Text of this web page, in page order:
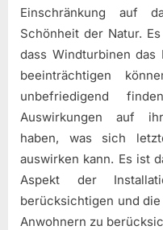
Einschränkung auf
Schönheit der Natur.
dass Windturbinen das
beeinträchtigen
unbefriedigend
Auswirkungen auf
haben, was sich
auswirken kann. Es ist
Aspekt der
berücksichtigen und
Anwohnern zu